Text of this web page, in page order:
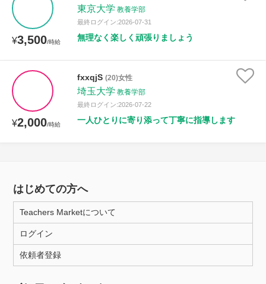
¥3,500/時給
東京大学 教養学部
最終ログイン:2026-07-31
無理なく楽しく頑張りましょう
¥2,000/時給
fxxqjS (20)女性
埼玉大学 教養学部
最終ログイン:2026-07-22
一人ひとりに寄り添って丁寧に指導します
はじめての方へ
Teachers Marketについて
ログイン
依頼者登録